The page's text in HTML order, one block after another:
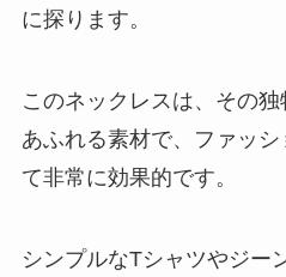
に探ります。
このネックレスは、その
あふれる素材で、ファッ
て非常に効果的です。
シンプルなTシャツやジー